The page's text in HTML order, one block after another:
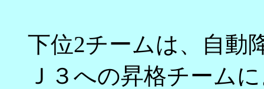
下位2チームは、自動
Ｊ３への昇格チーム